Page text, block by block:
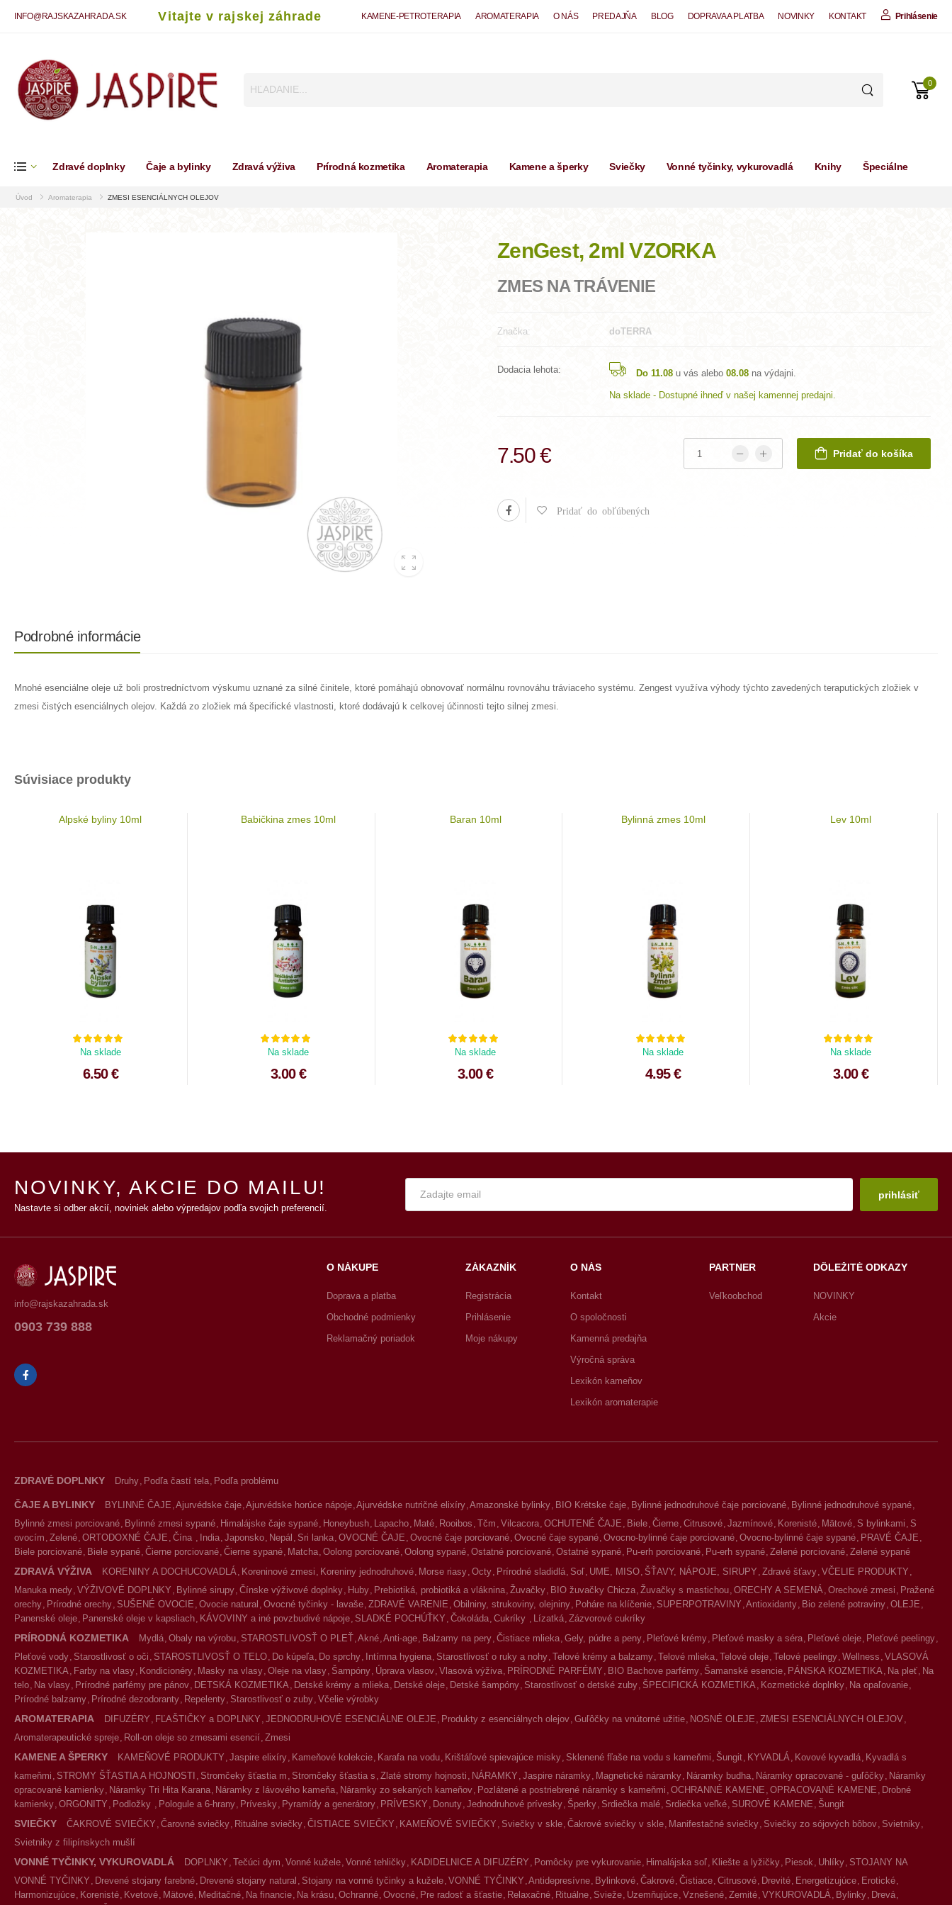
INFO@RAJSKAZAHRADA.SK Vitajte v rajskej záhrade KAMENE-PETROTERAPIA AROMATERAPIA O NÁS PREDAJŇA BLOG DOPRAVA A PLATBA NOVINKY KONTAKT Prihlásenie
0
Zdravé doplnky Čaje a bylinky Zdravá výživa Prírodná kozmetika Aromaterapia Kamene a šperky Sviečky Vonné tyčinky, vykurovadlá Knihy Špeciálne
Úvod Aromaterapia ZMESI ESENCIÁLNYCH OLEJOV
ZenGest, 2ml VZORKA
ZMES NA TRÁVENIE
Značka: doTERRA
Dodacia lehota: Do 11.08 u vás alebo 08.08 na výdajni.
Na sklade - Dostupné ihneď v našej kamennej predajni.
7.50 € Pridať do košíka
Pridať do obľúbených
Podrobné informácie
Mnohé esenciálne oleje už boli prostredníctvom výskumu uznané za silné činitele, ktoré pomáhajú obnovovať normálnu rovnováhu tráviaceho systému. Zengest využíva výhody týchto zavedených teraputických zložiek v
zmesi čistých esenciálnych olejov. Každá zo zložiek má špecifické vlastnosti, ktoré dodávajú k celkovej účinnosti tejto silnej zmesi.
Súvisiace produkty
Alpské byliny 10ml
Na sklade
6.50 €
Babičkina zmes 10ml
Na sklade
3.00 €
Baran 10ml
Na sklade
3.00 €
Bylinná zmes 10ml
Na sklade
4.95 €
Lev 10ml
Na sklade
3.00 €
NOVINKY, AKCIE DO MAILU!
Nastavte si odber akcií, noviniek alebo výpredajov podľa svojich preferencií.
prihlásiť
info@rajskazahrada.sk
0903 739 888
O NÁKUPE
Doprava a platba
Obchodné podmienky
Reklamačný poriadok
ZÁKAZNÍK
Registrácia
Prihlásenie
Moje nákupy
O NÁS
Kontakt
O spoločnosti
Kamenná predajňa
Výročná správa
Lexikón kameňov
Lexikón aromaterapie
PARTNER
Veľkoobchod
DÔLEŽITÉ ODKAZY
NOVINKY
Akcie
ZDRAVÉ DOPLNKY Druhy Podľa častí tela Podľa problému
ČAJE A BYLINKY BYLINNÉ ČAJE Ajurvédske čaje Ajurvédske horúce nápoje Ajurvédske nutričné elixíry Amazonské bylinky BIO Krétske čaje Bylinné jednodruhové čaje porciované Bylinné jednodruhové sypané
Bylinné zmesi porciované Bylinné zmesi sypané Himalájske čaje sypané Honeybush Lapacho Maté Rooibos Tčm Vilcacora OCHUTENÉ ČAJE Biele Čierne Citrusové Jazmínové Korenisté Mätové S bylinkami S
ovocím Zelené ORTODOXNÉ ČAJE Čína India Japonsko Nepál Sri lanka OVOCNÉ ČAJE Ovocné čaje porciované Ovocné čaje sypané Ovocno-bylinné čaje porciované Ovocno-bylinné čaje sypané PRAVÉ ČAJE
Biele porciované Biele sypané Čierne porciované Čierne sypané Matcha Oolong porciované Oolong sypané Ostatné porciované Ostatné sypané Pu-erh porciované Pu-erh sypané Zelené porciované Zelené sypané
ZDRAVÁ VÝŽIVA KORENINY A DOCHUCOVADLÁ Koreninové zmesi Koreniny jednodruhové Morse riasy Octy Prírodné sladidlá Soľ UME, MISO ŠŤAVY, NÁPOJE, SIRUPY Zdravé šťavy VČELIE PRODUKTY
Manuka medy VÝŽIVOVÉ DOPLNKY Bylinné sirupy Čínske výživové doplnky Huby Prebiotiká, probiotiká a vláknina Žuvačky BIO žuvačky Chicza Žuvačky s mastichou ORECHY A SEMENÁ Orechové zmesi
Pražené
orechy Prírodné orechy SUŠENÉ OVOCIE Ovocie natural Ovocné tyčinky - lavaše ZDRAVÉ VARENIE Obilniny, strukoviny, olejniny Poháre na klíčenie SUPERPOTRAVINY Antioxidanty Bio zelené potraviny OLEJE
Panenské oleje Panenské oleje v kapsliach KÁVOVINY a iné povzbudivé nápoje SLADKÉ POCHÚŤKY Čokoláda Cukríky Lízatká Zázvorové cukríky
PRÍRODNÁ KOZMETIKA Mydlá Obaly na výrobu STAROSTLIVOSŤ O PLEŤ Akné Anti-age Balzamy na pery Čistiace mlieka Gely, púdre a peny Pleťové krémy Pleťové masky a séra Pleťové oleje Pleťové peelingy
Pleťové vody Starostlivosť o oči STAROSTLIVOSŤ O TELO Do kúpeľa Do sprchy Intímna hygiena Starostlivosť o ruky a nohy Telové krémy a balzamy Telové mlieka Telové oleje Telové peelingy Wellness VLASOVÁ
KOZMETIKA Farby na vlasy Kondicionéry Masky na vlasy Oleje na vlasy Šampóny Úprava vlasov Vlasová výživa PRÍRODNÉ PARFÉMY BIO Bachove parfémy Šamanské esencie PÁNSKA KOZMETIKA Na pleť Na
telo Na vlasy Prírodné parfémy pre pánov DETSKÁ KOZMETIKA Detské krémy a mlieka Detské oleje Detské šampóny Starostlivosť o detské zuby ŠPECIFICKÁ KOZMETIKA Kozmetické doplnky Na opaľovanie
Prírodné balzamy Prírodné dezodoranty Repelenty Starostlivosť o zuby Včelie výrobky
AROMATERAPIA DIFUZÉRY FĽAŠTIČKY a DOPLNKY JEDNODRUHOVÉ ESENCIÁLNE OLEJE Produkty z esenciálnych olejov Guľôčky na vnútorné užitie NOSNÉ OLEJE ZMESI ESENCIÁLNYCH OLEJOV
Aromaterapeutické spreje Roll-on oleje so zmesami esencií Zmesi
KAMENE A ŠPERKY KAMEŇOVÉ PRODUKTY Jaspire elixíry Kameňové kolekcie Karafa na vodu Krištáľové spievajúce misky Sklenené fľaše na vodu s kameňmi Šungit KYVADLÁ Kovové kyvadlá Kyvadlá s
kameňmi STROMY ŠŤASTIA A HOJNOSTI Stromčeky šťastia m Stromčeky šťastia s Zlaté stromy hojnosti NÁRAMKY Jaspire náramky Magnetické náramky Náramky budha Náramky opracované - guľôčky Náramky
opracované kamienky Náramky Tri Hita Karana Náramky z lávového kameňa Náramky zo sekaných kameňov Pozlátené a postriebrené náramky s kameňmi OCHRANNÉ KAMENE OPRACOVANÉ KAMENE
Drobné
kamienky ORGONITY Podložky Pologule a 6-hrany Prívesky Pyramídy a generátory PRÍVESKY Donuty Jednodruhové prívesky Šperky Srdiečka malé Srdiečka veľké SUROVÉ KAMENE Šungit
SVIEČKY ČAKROVÉ SVIEČKY Čarovné sviečky Rituálne sviečky ČISTIACE SVIEČKY KAMEŇOVÉ SVIEČKY Sviečky v skle Čakrové sviečky v skle Manifestačné sviečky Sviečky zo sójových bôbov Svietniky
Svietniky z filipínskych mušlí
VONNÉ TYČINKY, VYKUROVADLÁ DOPLNKY Tečúci dym Vonné kužele Vonné tehličky KADIDELNICE A DIFUZÉRY Pomôcky pre vykurovanie Himalájska soľ Kliešte a lyžičky Piesok Uhlíky STOJANY NA
VONNÉ TYČINKY
Drevené stojany farebné Drevené stojany natural Stojany na vonné tyčinky a kužele VONNÉ TYČINKY Antidepresívne Bylinkové Čakrové Čistiace Citrusové Drevité Energetizujúce Erotické
Harmonizujúce Korenisté Kvetové Mätové Meditačné Na financie Na krásu Ochranné Ovocné Pre radosť a šťastie Relaxačné Rituálne Svieže Uzemňujúce Vznešené Zemité VYKUROVADLÁ Bylinky Drevá